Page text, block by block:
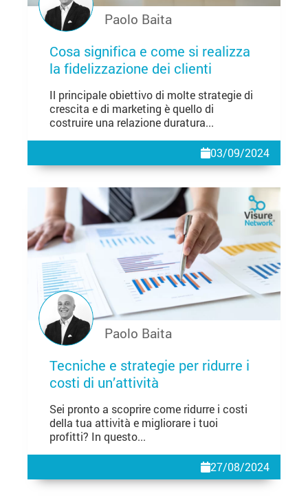
Cosa significa e come si realizza
la fidelizzazione dei clienti
Il principale obiettivo di molte strategie di
crescita e di marketing è quello di
costruire una relazione duratura...
Paolo Baita
03/09/2024
Tecniche e strategie per ridurre i
costi di un’attività
Sei pronto a scoprire come ridurre i costi
della tua attività e migliorare i tuoi
profitti? In questo...
Paolo Baita
27/08/2024